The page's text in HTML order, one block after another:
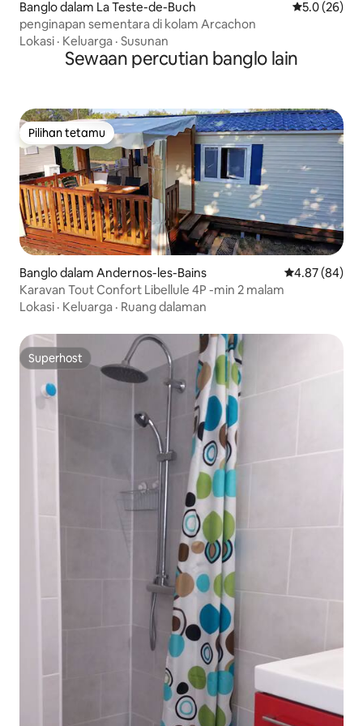
Banglo dalam La Teste-de-Buch Penarafan
5.0 (26)
penginapan sementara di kolam Arcachon
Lokasi · Keluarga · Susunan
Sewaan percutian banglo lain
Pilihan tetamu
Pilihan tetamu
Banglo dalam Andernos-les-Bains Penarafan
4.87 (84)
Karavan Tout Confort Libellule 4P -min 2 malam
Lokasi · Keluarga · Ruang dalaman
Superhost
Superhost